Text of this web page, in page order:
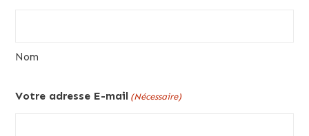
Nom
Votre adresse E-mail (Nécessaire)